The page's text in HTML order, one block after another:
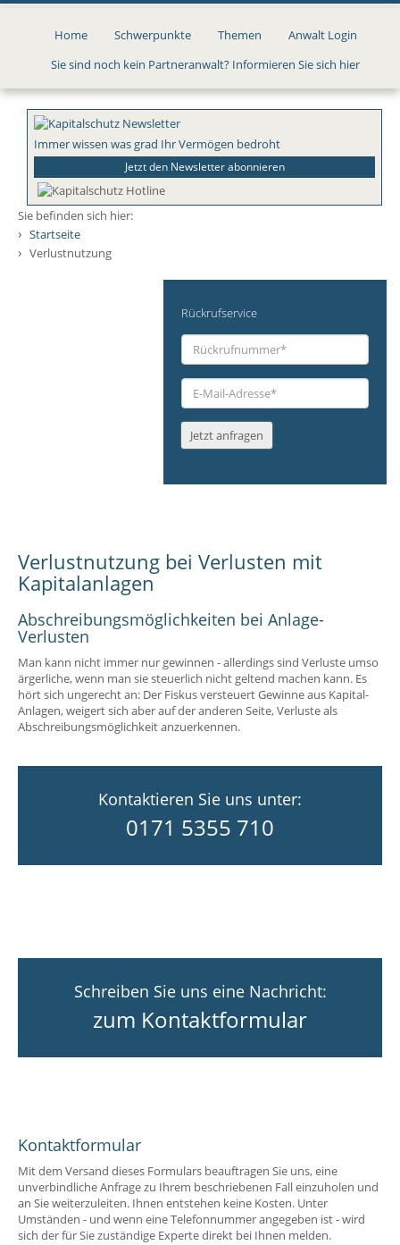
Direkt
Home Schwerpunkte Themen
Anwalt Login
Sie sind noch kein Partneranwalt? Informieren Sie sich hier
Immer wissen was grad Ihr Vermögen bedroht
Jetzt den Newsletter abonnieren
Sie befinden sich hier:
› Startseite
› Verlustnutzung
Rückrufservice
Mail-
Adresse
Jetzt anfragen
Verlustnutzung bei Verlusten mit
Kapitalanlagen
Abschreibungsmöglichkeiten bei Anlage-
Verlusten
Man kann nicht immer nur gewinnen - allerdings sind Verluste umso
ärgerliche, wenn man sie steuerlich nicht geltend machen kann. Es
hört sich ungerecht an: Der Fiskus versteuert Gewinne aus Kapital-
Anlagen, weigert sich aber auf der anderen Seite, Verluste als
Abschreibungsmöglichkeit anzuerkennen.
Kontaktieren Sie uns unter:
0171 5355 710
Schreiben Sie uns eine Nachricht:
zum Kontaktformular
Kontaktformular
Mit dem Versand dieses Formulars beauftragen Sie uns, eine
unverbindliche Anfrage zu Ihrem beschriebenen Fall einzuholen und
an Sie weiterzuleiten. Ihnen entstehen keine Kosten. Unter
Umständen - und wenn eine Telefonnummer angegeben ist - wird
sich der für Sie zuständige Experte direkt bei Ihnen melden.